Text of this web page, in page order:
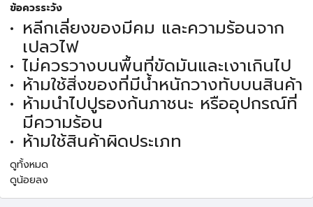
ข้อควรระวัง
หลีกเลี่ยงของมีคม และความร้อนจาก
เปลวไฟ
ไม่ควรวางบนพื้นที่ขัดมันและเงาเกินไป
ห้ามใช้สิ่งของที่มีน้ำหนักวางทับบนสินค้า
ห้ามนำไปปูรองก้นภาชนะ หรืออุปกรณ์ที่
มีความร้อน
ห้ามใช้สินค้าผิดประเภท
ดูทั้งหมด
ดูน้อยลง